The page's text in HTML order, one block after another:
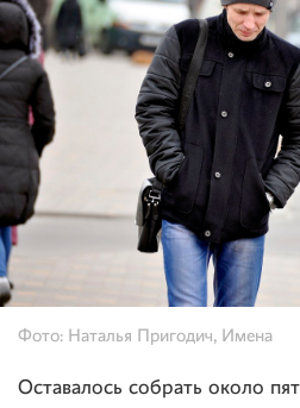
Фото: Наталья Пригодич, Имена
Оставалось собрать около